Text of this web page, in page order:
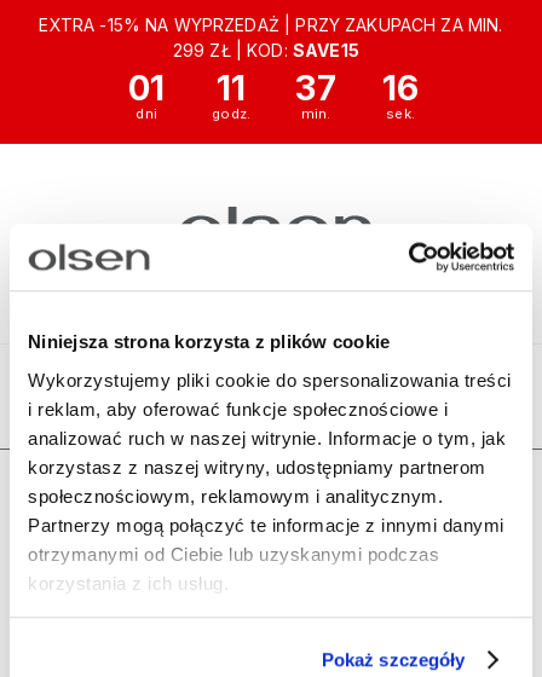
Niniejsza strona korzysta z plików cookie
Wykorzystujemy pliki cookie do spersonalizowania treści
i reklam, aby oferować funkcje społecznościowe i
analizować ruch w naszej witrynie. Informacje o tym, jak
korzystasz z naszej witryny, udostępniamy partnerom
społecznościowym, reklamowym i analitycznym.
Partnerzy mogą połączyć te informacje z innymi danymi
otrzymanymi od Ciebie lub uzyskanymi podczas
korzystania z ich usług.
Pokaż szczegóły
EXTRA -15% NA WYPRZEDAŻ | PRZY ZAKUPACH ZA MIN.
299 ZŁ | KOD: SAVE15
01 11 37 16
Ten produkt jest niedostępny.
Zamówienia
Olsen
Polecane kategorie